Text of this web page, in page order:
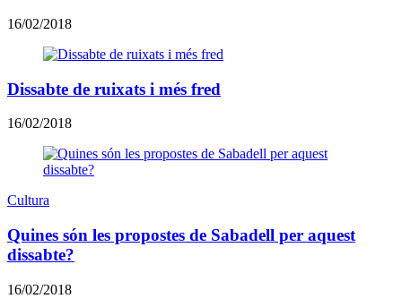
16/02/2018
Dissabte de ruixats i més fred
16/02/2018
Cultura
Quines són les propostes de Sabadell per aquest
dissabte?
16/02/2018